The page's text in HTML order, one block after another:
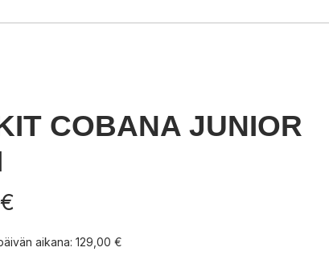
COBANA JUNIOR
€
aikana: 129,00 €